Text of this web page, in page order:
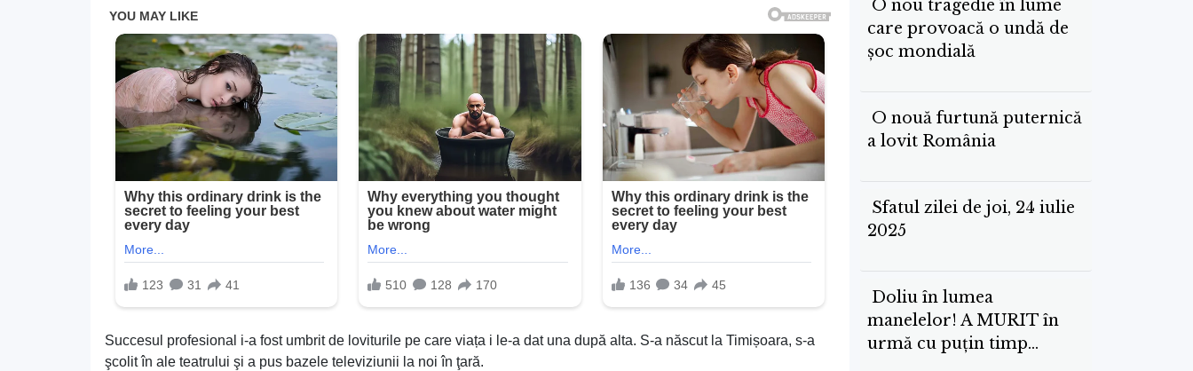
Succesul profesional i-a fost umbrit de loviturile pe care viața i le-a dat una după alta. S-a născut la Timișoara, s-a
şcolit în ale teatrului şi a pus bazele televiziunii la noi în ţară.
O nou tragedie în lume
care provoacă o undă de
șoc mondială
O nouă furtună puternică
a lovit România
Sfatul zilei de joi, 24 iulie
2025
Doliu în lumea
manelelor! A MURIT în
urmă cu puțin timp…